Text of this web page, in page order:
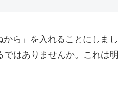
ら」を入れることにしま
ではありませんか。これは